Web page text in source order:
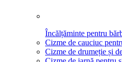
Încălțăminte pentru
Cizme de cauciuc
Cizme de drumeție și